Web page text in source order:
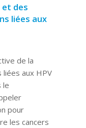
et des
liées aux
de la
liées aux HPV
le
pour
les cancers